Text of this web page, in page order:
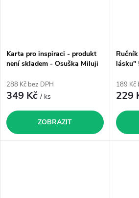
Karta pro inspiraci - produkt
není skladem - Osuška Miluji
288 Kč bez DPH
349 Kč/ ks
ZOBRAZIT
lásku"
189 Kč
229